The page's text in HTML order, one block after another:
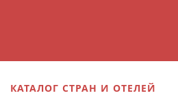
КАТАЛОГ СТРАН И ОТЕЛЕЙ